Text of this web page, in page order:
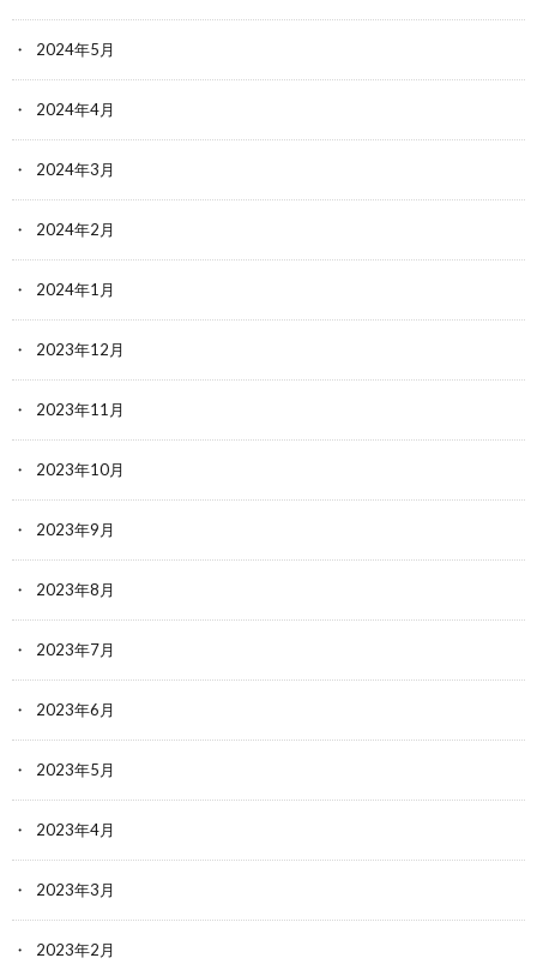
2024年5月
2024年4月
2024年3月
2024年2月
2024年1月
2023年12月
2023年11月
2023年10月
2023年9月
2023年8月
2023年7月
2023年6月
2023年5月
2023年4月
2023年3月
2023年2月